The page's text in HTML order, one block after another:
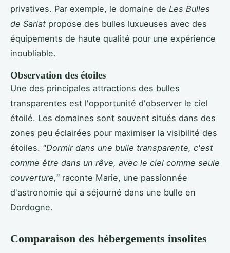
privatives. Par exemple, le domaine de Les Bulles
de Sarlat propose des bulles luxueuses avec des
équipements de haute qualité pour une expérience
inoubliable.
Observation des étoiles
Une des principales attractions des bulles
transparentes est l'opportunité d'observer le ciel
étoilé. Les domaines sont souvent situés dans des
zones peu éclairées pour maximiser la visibilité des
étoiles. "Dormir dans une bulle transparente, c'est
comme être dans un rêve, avec le ciel comme seule
couverture," raconte Marie, une passionnée
d'astronomie qui a séjourné dans une bulle en
Dordogne.
Comparaison des hébergements insolites